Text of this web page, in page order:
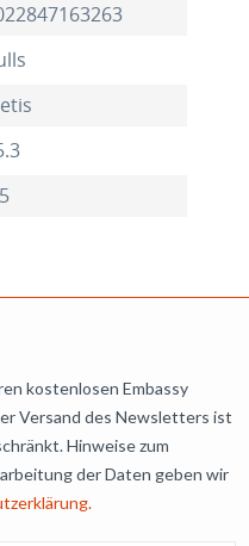
kostenlosen Embassy
Versand des Newsletters ist
Hinweise zum
der Daten geben wir